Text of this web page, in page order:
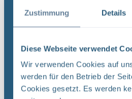
Zustimmung Details
Diese Webseite verwendet
Wir verwenden Cookies auf
werden für den Betrieb der
Cookies gesetzt. Es werden
20.03.2019 | Upload am:
Revision von Unterlagen –